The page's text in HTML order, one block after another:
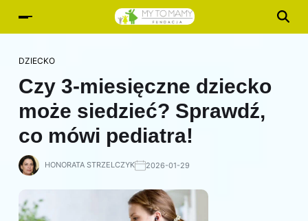
DZIECKO
Czy 3-miesięczne dziecko
może siedzieć? Sprawdź,
co mówi pediatra!
HONORATA STRZELCZYK 2026-01-29